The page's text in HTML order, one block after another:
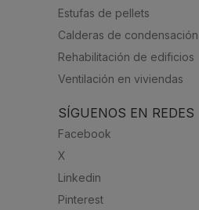
Estufas de pellets
Calderas de condensación
Rehabilitación de edificios
Ventilación en viviendas
SÍGUENOS EN REDES
Facebook
X
Linkedin
Pinterest